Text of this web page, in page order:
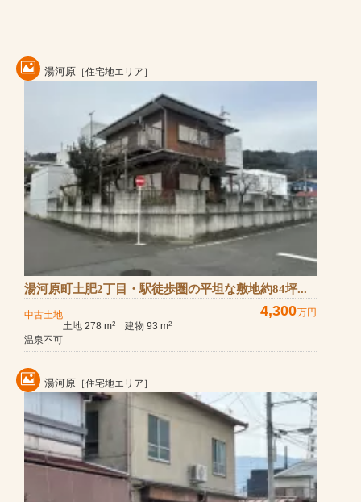
湯河原 ［住宅地エリア］
湯河原町土肥2丁目・駅徒歩圏の平坦な敷地約84坪...
中古土地 4,300万円
土地 278 m2 建物 93 m2
温泉不可
湯河原 ［住宅地エリア］